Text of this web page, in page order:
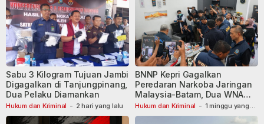
Hukum dan Kriminal - 2 hari yang lalu
Sabu 3 Kilogram Tujuan Jambi
Digagalkan di Tanjungpinang,
Dua Pelaku Diamankan
Hukum dan Kriminal - 1 minggu yang
BNNP Kepri Gagalkan
Peredaran Narkoba Jaringan
Malaysia-Batam, Dua WNA
Masih Diburu